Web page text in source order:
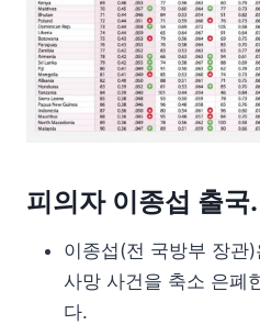
피의자 이종섭 출국.
이종섭(전 국방부 장관
사망 사건을 축소 은폐
다.